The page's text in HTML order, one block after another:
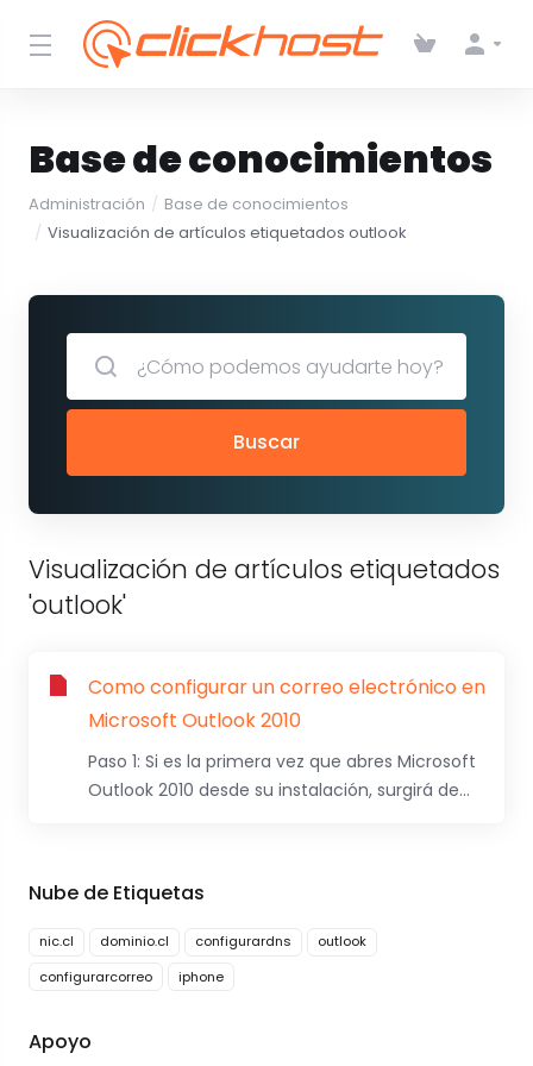
Base de conocimientos
Administración
Base de conocimientos
Visualización de artículos etiquetados outlook
Nube de Etiquetas
nic.cl dominio.cl configurardns
outlook
configurarcorreo
iphone
Apoyo
Buscar
Visualización de artículos etiquetados
'outlook'
Como configurar un correo electrónico en
Microsoft Outlook 2010
Paso 1: Si es la primera vez que abres Microsoft
Outlook 2010 desde su instalación, surgirá de...